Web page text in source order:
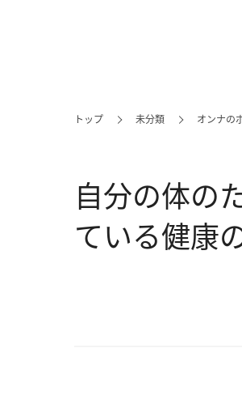
トップ 未分類 オンナの
自分の体の
ている健康